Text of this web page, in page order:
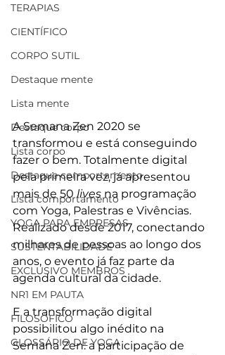
TERAPIAS
CIENTÍFICO
CORPO SUTIL
Destaque mente
Lista mente
Destaque corpo
Lista corpo
Destaque comportamento
Lista comportamento
YOGA PARA EMPRESAS
SUSTENTABILIDADE
EXCLUSIVO MEMBROS
NR1 EM PAUTA
FILOSÓFICO
GLOSSÁRIO DE YOGA
A Semana Zen 2020 se
transformou e está conseguindo
fazer o bem. Totalmente digital
pela primeira vez, já apresentou
mais de 50 lives na programação
com Yoga, Palestras e Vivências.
Realizado desde 2017, conectando
milhares de pessoas ao longo dos
anos, o evento já faz parte da
agenda cultural da cidade.
E a transformação digital
possibilitou algo inédito na
Semana Zen: a participação de